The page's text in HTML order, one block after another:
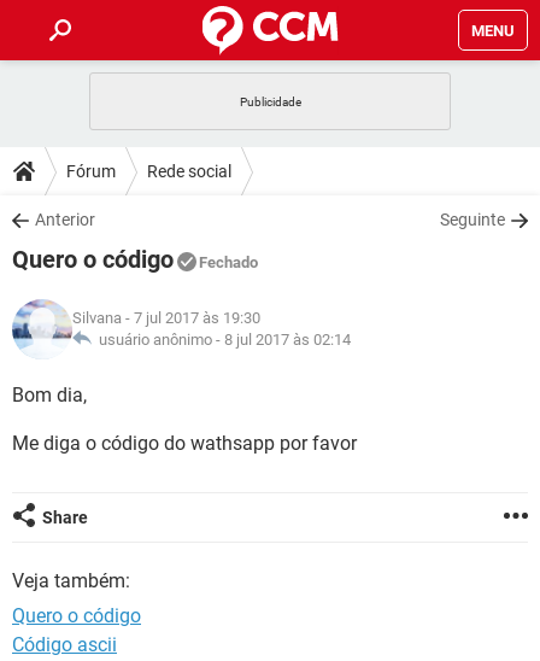
MENU
CELULAR
OUTLOOK
INSTAGRAM
GUIA DE COMPRAS
DICAS
JOGOS
INSTAGRAM
GUIA DE COMPRAS
DOWNLOADS
JOGOS
CELULAR
OUTLOOK EXCEL
INSTAGRAM
FÓRUM
JOGOS
CELULAR
OUTLOOK
INSTAGRAM GMAIL
GLOSSÁRIO
JOGOS
INSTAGRAM
Fórum Rede social
Anterior Seguinte
Quero o código Fechado
Silvana - 7 jul 2017 às 19:30
usuário anônimo - 8 jul 2017 às 02:14
Bom dia,
Me diga o código do wathsapp por favor
Share
Veja também:
Quero o código
Código ascii